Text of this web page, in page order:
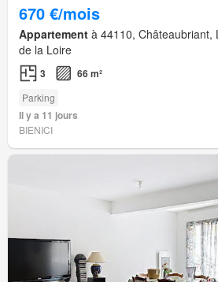
670 €/mois
Appartement à 44110, Châteaubriant,
de la Loire
3 66 m²
Parking
Il y a 11 jours
BIENICI